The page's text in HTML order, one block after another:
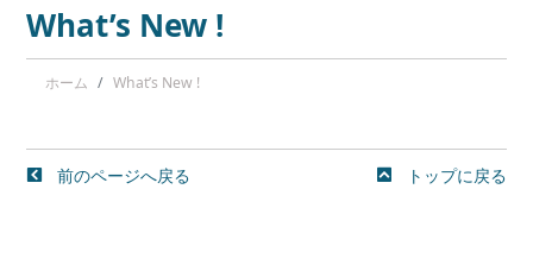
What’s New !
ホーム What’s New !
前のページへ戻る トップに戻る